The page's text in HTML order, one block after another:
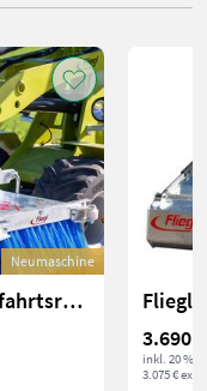
Neumaschine
Fliegl Kehrbesen »Luchs« mit Anfahrtsrollen und Eckbese
Fliegl
3.690 €
inkl. 20 %
3.075 € exkl.